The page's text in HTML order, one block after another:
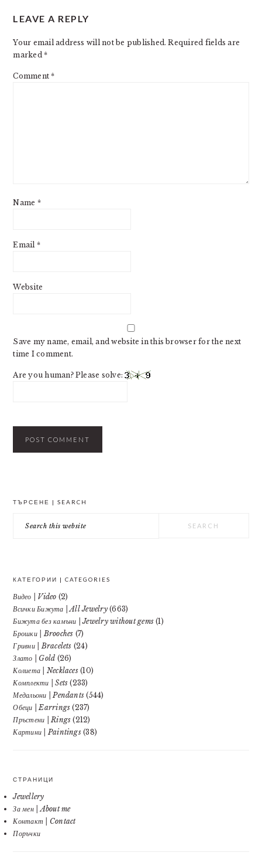
INTERACTIONS
LEAVE A REPLY
Your email address will not be published. Required fields are
marked*
Comment*
Name *
Email *
Website
Save my name, email, and website in this browser for the next
time I comment.
Are you human? Please solve:
ТЪРСЕНЕ | SEARCH
this
КАТЕГОРИИ | CATEGORIES
Видео | Video (2)
Всички Бижута | All Jewelry(663)
Бижута без камъни | Jewelry without gems (1)
Брошки | Brooches (7)
Гривни | Bracelets (24)
Злато | Gold (26)
Колиета | Necklaces(10)
Комплекти | Sets (233)
Медальони | Pendants (544)
Обеци | Earrings (237)
Пръстени | Rings (212)
Картини | Paintings(38)
СТРАНИЦИ
Jewellery
За мен | About me
Контакт | Contact
Поръчки